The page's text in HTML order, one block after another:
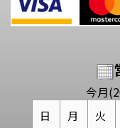
今月
日 月 火